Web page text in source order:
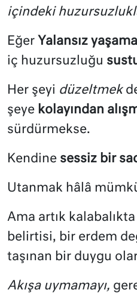
içindeki
Eğer Yalansız
iç huzursuzluğu
Her şeyi düzeltmek
şeye kolayından
sürdürmekse.
Kendine sessiz bir
Utanmak hâlâ
Ama artık
belirtisi, bir erdem
taşınan bir duygu
Akışa uymamayı,